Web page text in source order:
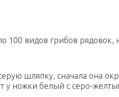
100 видов грибов
шляпку, сначала она
у ножки белый с серо-